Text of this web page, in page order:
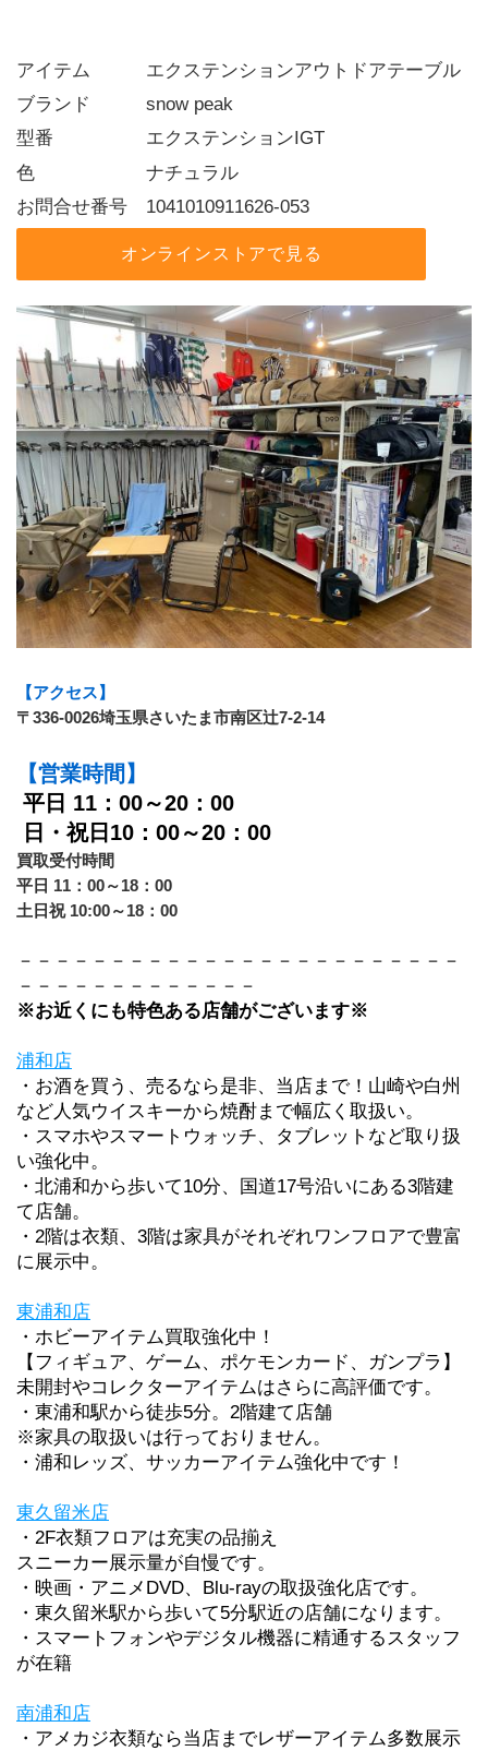
アイテム   エクステンションアウトドアテーブル
ブランド   snow peak
型番     エクステンションIGT
色      ナチュラル
お問合せ番号 1041010911626-053
オンラインストアで見る
【アクセス】
〒336-0026埼玉県さいたま市南区辻7-2-14
【営業時間】
平日 11：00～20：00
日・祝日10：00～20：00
買取受付時間
平日 11：00～18：00
土日祝 10:00～18：00
－－－－－－－－－－－－－－－－－－－－－－－－
－－－－－－－－－－－－－
※お近くにも特色ある店舗がございます※
浦和店
・お酒を買う、売るなら是非、当店まで！山崎や白州
など人気ウイスキーから焼酎まで幅広く取扱い。
・スマホやスマートウォッチ、タブレットなど取り扱
い強化中。
・北浦和から歩いて10分、国道17号沿いにある3階建
て店舗。
・2階は衣類、3階は家具がそれぞれワンフロアで豊富
に展示中。
東浦和店
・ホビーアイテム買取強化中！
【フィギュア、ゲーム、ポケモンカード、ガンプラ】
未開封やコレクターアイテムはさらに高評価です。
・東浦和駅から徒歩5分。2階建て店舗
※家具の取扱いは行っておりません。
・浦和レッズ、サッカーアイテム強化中です！
東久留米店
・2F衣類フロアは充実の品揃え
スニーカー展示量が自慢です。
・映画・アニメDVD、Blu-rayの取扱強化店です。
・東久留米駅から歩いて5分駅近の店舗になります。
・スマートフォンやデジタル機器に精通するスタッフ
が在籍
南浦和店
・アメカジ衣類なら当店までレザーアイテム多数展示